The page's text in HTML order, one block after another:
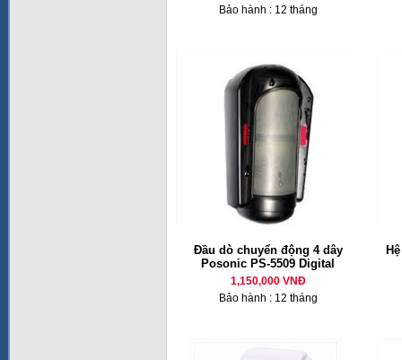
Bảo hành : 12 tháng
Đầu dò chuyển động 4 dây
Posonic PS-5509 Digital
1,150,000 VNĐ
Bảo hành : 12 tháng